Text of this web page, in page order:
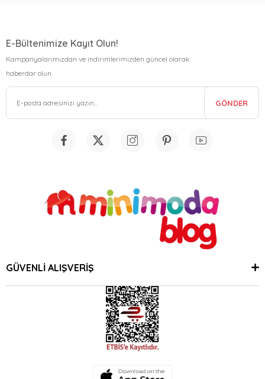
E-Bültenimize Kayıt Olun!
Kampanyalarımızdan ve indirimlerimizden güncel olarak
haberdar olun.
GÖNDER
GÜVENLİ ALIŞVERİŞ